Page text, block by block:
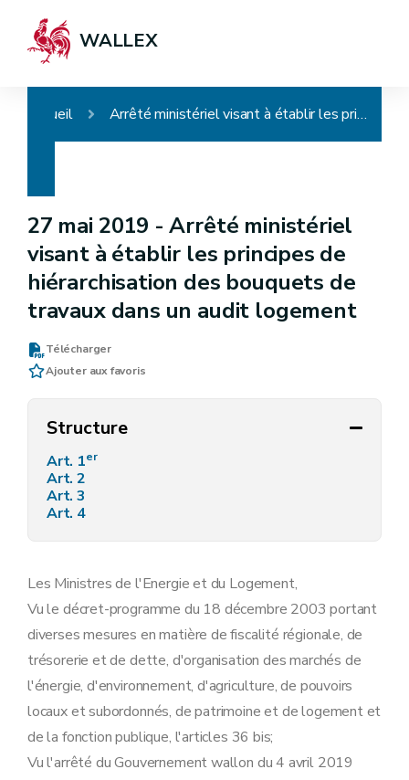
WALLEX
Accueil Arrêté ministériel visant à établir les principes de hiérarchisation des bouquets de travaux dans un audit logement
27 mai 2019 -Arrêté ministériel
visant à établir les principes de
hiérarchisation des bouquets de
travaux dans un audit logement
Télécharger
Ajouter aux favoris
Structure
Art. 1er
Art. 2
Art. 3
Art. 4
Les Ministres de l'Energie et du Logement,
Vu le décret-programme du 18 décembre 2003 portant
diverses mesures en matière de fiscalité régionale, de
trésorerie et de dette, d'organisation des marchés de
l'énergie, d'environnement, d'agriculture, de pouvoirs
locaux et subordonnés, de patrimoine et de logement et
de la fonction publique, l'articles 36 bis;
Vu l'arrêté du Gouvernement wallon du 4 avril 2019